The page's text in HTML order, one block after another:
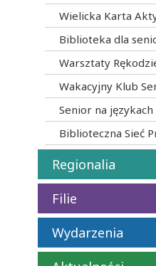
Wielicka Karta
Biblioteka dla
Warsztaty
Wakacyjny Klub
Senior na językach
Biblioteczna Sieć
Regionalia
Filie
Wydarzenia